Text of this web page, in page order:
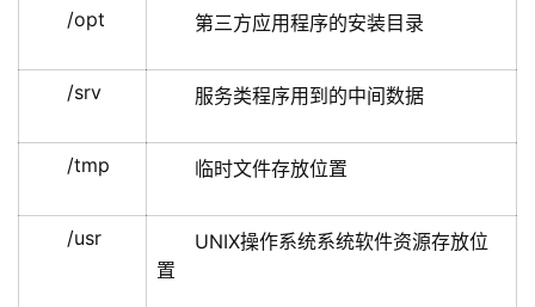
/opt 第三方应用程序的安装目录
/srv 服务类程序用到的中间数据
/tmp 临时文件存放位置
/usr
UNIX操作系统系统软件资源存放位
置